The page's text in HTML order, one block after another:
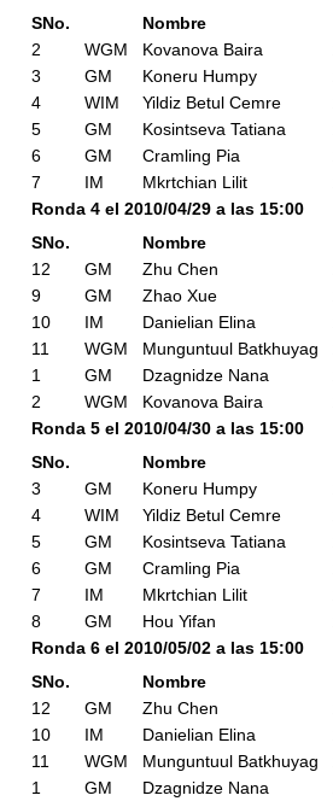
SNo.
Nombre
2
WGM Kovanova Baira
3
GM Koneru Humpy
4
WIM Yildiz Betul Cemre
5
GM Kosintseva Tatiana
6
GM Cramling Pia
7
IM Mkrtchian Lilit
Ronda 4 el 2010/04/29 a las 15:00
SNo.
Nombre
12
GM Zhu Chen
9
GM Zhao Xue
10
IM Danielian Elina
11
WGM Munguntuul Batkhuyag
1
GM Dzagnidze Nana
2
WGM Kovanova Baira
Ronda 5 el 2010/04/30 a las 15:00
SNo.
Nombre
3
GM Koneru Humpy
4
WIM Yildiz Betul Cemre
5
GM Kosintseva Tatiana
6
GM Cramling Pia
7
IM Mkrtchian Lilit
8
GM Hou Yifan
Ronda 6 el 2010/05/02 a las 15:00
SNo.
Nombre
12
GM Zhu Chen
10
IM Danielian Elina
11
WGM Munguntuul Batkhuyag
1
GM Dzagnidze Nana